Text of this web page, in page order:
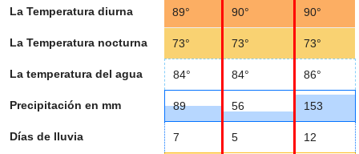
La Temperatura diurna 89° 90° 90°
La Temperatura nocturna 73° 73° 73°
La temperatura del agua 84° 84° 86°
Precipitación en mm 89 56 153
Días de lluvia 7 5 12